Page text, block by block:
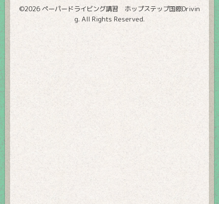
©2026 ペーパードライビング講習 ホップステップ国際Drivin
g. All Rights Reserved.